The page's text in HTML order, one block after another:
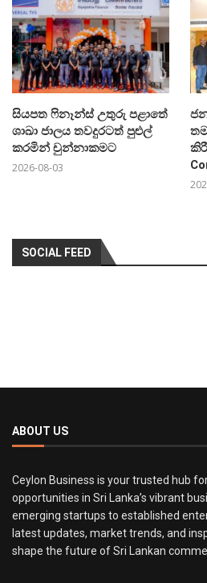
සියපත ෆිනෑන්ස් උතුරු පළාතේ
ශාඛා ජාලය තවදුරටත් පුළුල්
කරමින් චුන්නාකමට
2026-08-03
SOCIAL FEED
ABOUT US
Ceylon Business is your trusted hub
opportunities in Sri Lanka’s vibrant
emerging startups to established
latest updates, market trends, and
shape the future of Sri Lankan